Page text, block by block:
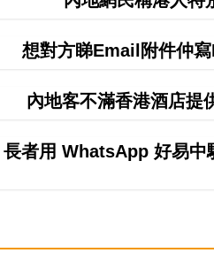
想對方睇Email附件仲
內地客不滿香港酒店提
長者用 WhatsApp 好易中